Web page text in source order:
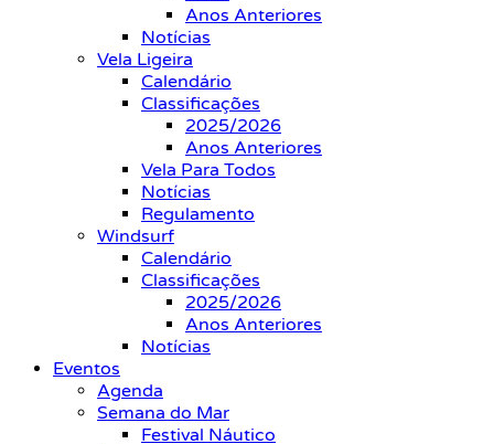
Anos Anteriores
Notícias
Vela Ligeira
Calendário
Classificações
2025/2026
Anos Anteriores
Vela Para Todos
Notícias
Regulamento
Windsurf
Calendário
Classificações
2025/2026
Anos Anteriores
Notícias
Eventos
Agenda
Semana do Mar
Festival Náutico